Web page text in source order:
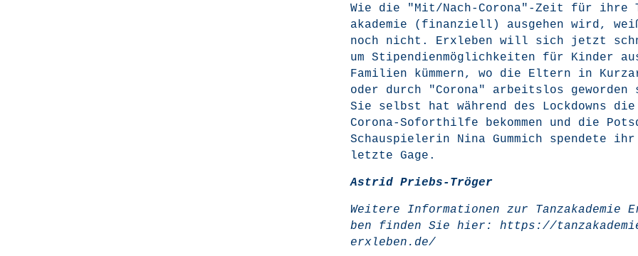
Wie die "Mit/Nach-Corona"-Zeit für ihre
aka­de­mie (finan­zi­ell) aus­ge­hen wird,
noch nicht. Erx­le­ben will sich jetzt
um Sti­pen­di­en­mög­lich­kei­ten für Kin­der
Fami­li­en küm­mern, wo die Eltern in
oder durch "Coro­na" arbeits­los gewor­den
Sie selbst hat wäh­rend des Lock­downs die
Coro­na-Sofort­hil­fe bekom­men und die
Schau­spie­le­rin Nina Gum­mich spen­de­te
letz­te Gage.
Astrid Priebs-Trö­ger
Wei­te­re Infor­ma­tio­nen zur Tanz­aka­de­mie
ben fin­den Sie hier: https://
erxleben.de/